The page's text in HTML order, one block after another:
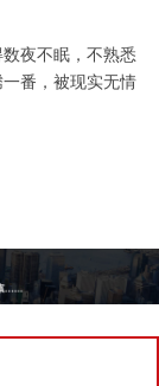
夜不眠，不熟悉
番，被现实无情